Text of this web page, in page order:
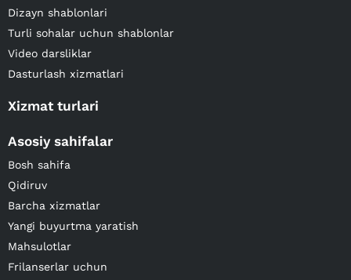
Dizayn shablonlari
Turli sohalar uchun shablonlar
Video darsliklar
Dasturlash xizmatlari
Xizmat turlari
Asosiy sahifalar
Bosh sahifa
Qidiruv
Barcha xizmatlar
Yangi buyurtma yaratish
Mahsulotlar
Frilanserlar uchun